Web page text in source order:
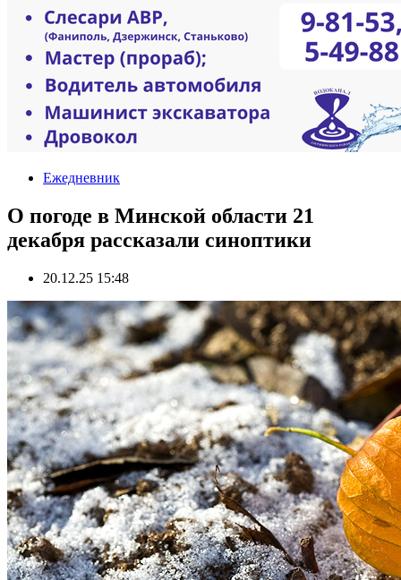
Ежедневник
О погоде в Минской области 21
декабря рассказали синоптики
20.12.25 15:48